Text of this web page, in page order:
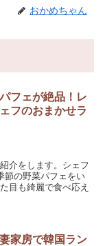
おかめちゃん
フェが絶品！レ
フのおまかせラ
介をします。シェフ
節の野菜パフェをい
目も綺麗で食べ応え
家房で韓国ラン